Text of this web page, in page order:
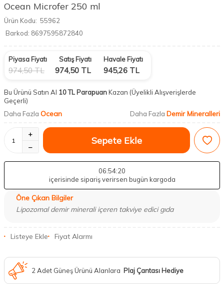
Ocean Microfer 250 ml
Ürün Kodu: 55962
Barkod: 8697595872840
Piyasa Fiyatı
974,50TL
Satış Fiyatı
974,50 TL
Havale Fiyatı
945,26 TL
Bu Ürünü Satın Al 10 TL ParapuanKazan (Üyelikli Alışverişlerde
Geçerli)
Daha Fazla Ocean Daha Fazla Demir Mineralleri
Sepete Ekle
06:54:19
içerisinde sipariş verirsen bugün kargoda
Öne Çıkan Bilgiler
Lipozomal demir minerali içeren takviye edici gıda
Listeye Ekle Fiyat Alarmı
2 Adet Güneş Ürünü Alanlara Plaj Çantası Hediye